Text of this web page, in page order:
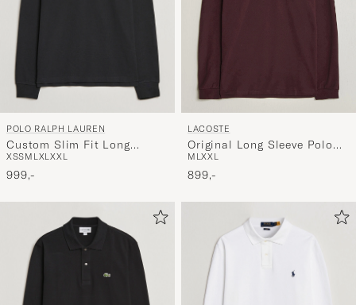
POLO RALPH LAUREN
Custom Slim Fit Long
Sleeve Polo Polo Black
XSSM LXLXXL
999,-
LACOSTE
Original Long Sleeve Polo
Piké Oxalis
M LXXL
899,-